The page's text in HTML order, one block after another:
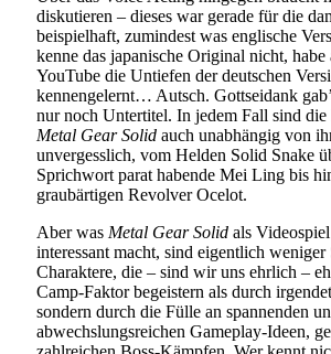
diskutieren – dieses war gerade für die
beispielhaft, zumindest was englische
kenne das japanische Original nicht, habe
YouTube die Untiefen der deutschen
kennengelernt… Autsch. Gottseidank
nur noch Untertitel. In jedem Fall sind
Metal Gear Solid auch unabhängig von
unvergesslich, vom Helden Solid Snake
Sprichwort parat habende Mei Ling bis
graubärtigen Revolver Ocelot.
Aber was Metal Gear Solid als
interessant macht, sind eigentlich weniger
Charaktere, die – sind wir uns ehrlich –
Camp-Faktor begeistern als durch
sondern durch die Fülle an spannenden
abwechslungsreichen Gameplay-Ideen,